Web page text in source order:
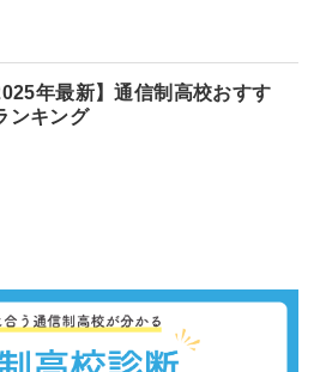
年最新】通信制高校おすす
ンキング